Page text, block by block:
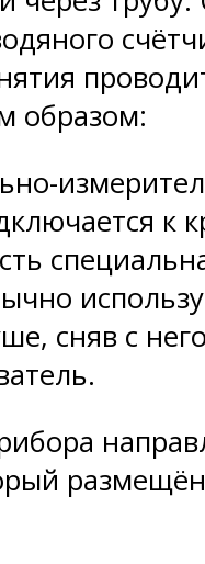
образом:
к
сняв с него